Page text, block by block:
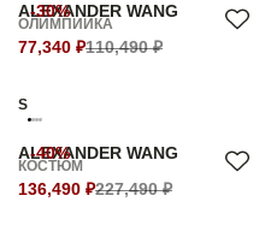
-30%
ALEXANDER WANG
ОЛИМПИЙКА
77,340 ₽110,490 ₽
S
-40%
ALEXANDER WANG
КОСТЮМ
136,490 ₽227,490 ₽